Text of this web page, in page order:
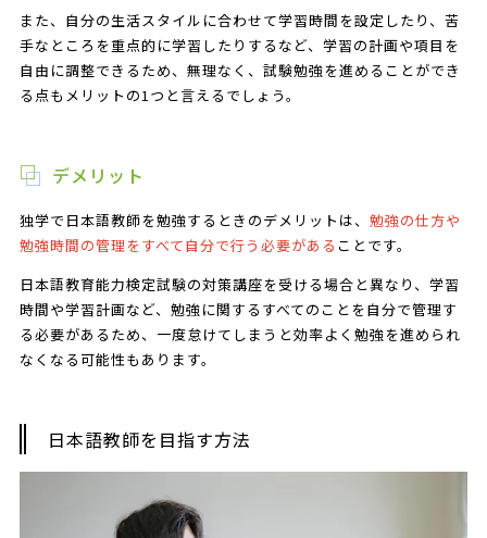
また、自分の生活スタイルに合わせて学習時間を設定したり、苦
手なところを重点的に学習したりするなど、学習の計画や項目を
自由に調整できるため、無理なく、試験勉強を進めることができ
る点もメリットの1つと言えるでしょう。
デメリット
独学で日本語教師を勉強するときのデメリットは、 勉強の仕方や
勉強時間の管理をすべて自分で行う必要がある ことです。
日本語教育能力検定試験の対策講座を受ける場合と異なり、学習
時間や学習計画など、勉強に関するすべてのことを自分で管理す
る必要があるため、一度怠けてしまうと効率よく勉強を進められ
なくなる可能性もあります。
日本語教師を目指す方法